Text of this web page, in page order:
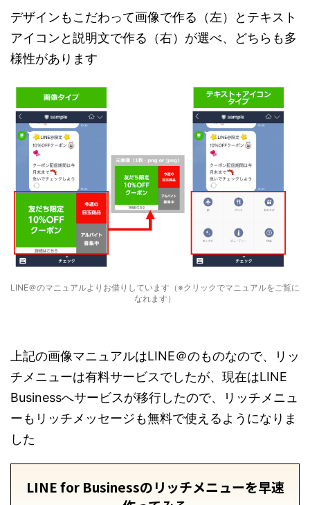
デザインもこだわって画像で作る（左）とテキスト
アイコンと説明文で作る（右）が選べ、どちらも多
様性があります
LINE＠のマニュアルよりお借りしています（※クリックでマニュアルをご覧に
なれます）
上記の画像マニュアルはLINE＠のものなので、リッ
チメニューは有料サービスでしたが、現在はLINE
Businessへサービスが移行したので、リッチメニュ
ーもリッチメッセージも無料で使えるようになりま
した
LINE for Businessのリッチメニューを早速